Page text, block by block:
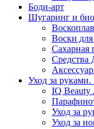
Боди-арт
Шугаринг и
Воски
Сахарная
Средства
Уход за руками.
IQ Beauty
Уход за
Уход за